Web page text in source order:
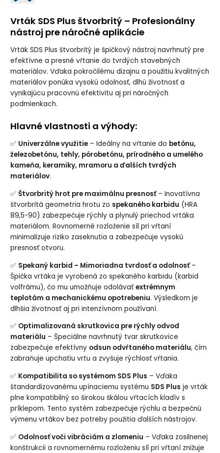
Vrták SDS Plus štvorbritý – Profesionálny
nástroj pre náročné aplikácie
Vrták SDS Plus štvorbritý je špičkový nástroj navrhnutý pre
efektívne a presné vŕtanie do tvrdých stavebných
materiálov. Vďaka pokročilému dizajnu a použitiu kvalitných
materiálov ponúka vysokú odolnosť, dlhú životnosť a
vynikajúcu pracovnú efektivitu aj pri náročných
podmienkach.
Hlavné vlastnosti a výhody:
✅ Univerzálne využitie – Ideálny na vŕtanie do betónu,
železobetónu, tehly, pórobetónu, prírodného a umelého
kameňa, keramiky, mramoru a ďalších tvrdých
materiálov.
✅Štvorbritý hrot pre maximálnu presnosť– Inovatívna
štvorbritá geometria hrotu zo spekaného karbidu (HRA
89,5-90) zabezpečuje rýchly a plynulý priechod vrtáka
materiálom. Rovnomerné rozloženie síl pri vŕtaní
minimalizuje riziko zaseknutia a zabezpečuje vysokú
presnosť otvoru.
✅ Spekaný karbid – Mimoriadna tvrdosť a odolnosť–
Špička vrtáka je vyrobená zo spekaného karbidu (karbid
volfrámu), čo mu umožňuje odolávaťextrémnym
teplotám a mechanickému opotrebeniu. Výsledkom je
dlhšia životnosť aj pri intenzívnom používaní.
✅ Optimalizovaná skrutkovica pre rýchly odvod
materiálu – Špeciálne navrhnutý tvar skrutkovice
zabezpečuje efektívny odsun odvŕtaného materiálu, čím
zabraňuje upchatiu vrtu a zvyšuje rýchlosť vŕtania.
✅ Kompatibilita so systémom SDS Plus – Vďaka
štandardizovanému upínaciemu systému SDS Plus je vrták
plne kompatibilný so širokou škálou vŕtacích kladív s
príklepom. Tento systém zabezpečuje rýchlu a bezpečnú
výmenu vrtákov bez potreby použitia ďalších nástrojov.
✅ Odolnosť voči vibráciám a zlomeniu – Vďaka zosilnenej
konštrukcii a rovnomernému rozloženiu síl pri vŕtaní znižuje